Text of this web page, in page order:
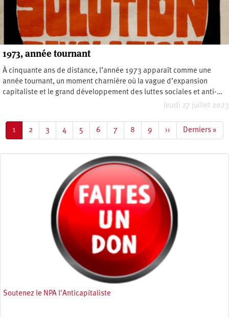
1973, année tournant
À cinquante ans de distance, l’année 1973 apparaît comme une
année tournant, un moment charnière où la vague d’expansion
capitaliste et le grand développement des luttes sociales et anti-…
Jeudi 27 juillet 2023
Page
courante
1 Page
2 Page
3 Page
4 Page
5 Page
6 Page
7 Page
8 Page
9
Page
suivante
››
Dernière
page
Derniers »
Soutenez le NPA l'Anticapitaliste